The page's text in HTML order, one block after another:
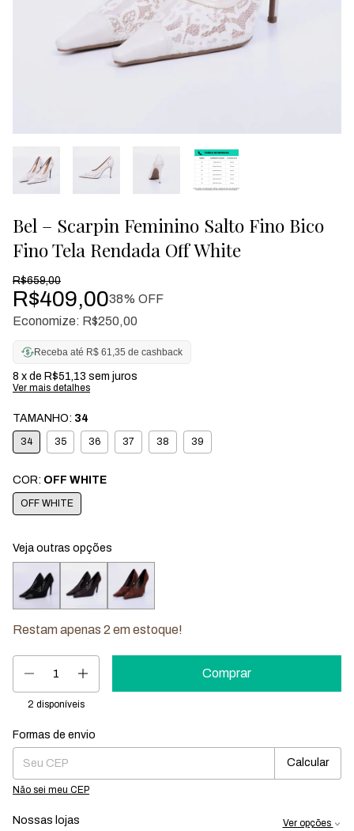
Bel – Scarpin Feminino Salto Fino Bico
Fino Tela Rendada Off White
R$659,00
R$409,0038% OFF
Economize: R$250,00
Receba até R$ 61,35 de cashback
8 x de R$51,13 sem juros
Ver mais detalhes
TAMANHO: 34
34 35 36 37 38 39
COR: OFF WHITE
OFF WHITE
Veja outras opções
Restam apenas 2 em estoque!
2 disponíveis
Entregas para o CEP:
Formas de envio
Calcular
Não sei meu CEP
Nossas lojas Ver opções